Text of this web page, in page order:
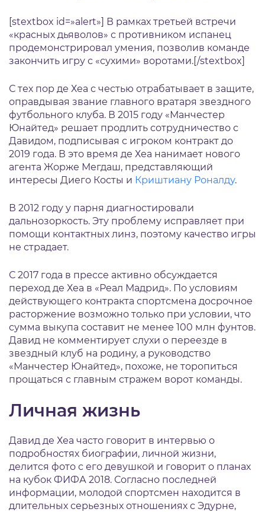
[stextbox id=»alert»] В рамках третьей встречи
«красных дьяволов» с противником испанец
продемонстрировал умения, позволив команде
закончить игру с «сухими» воротами.[/stextbox]
С тех пор де Хеа с честью отрабатывает в защите,
оправдывая звание главного вратаря звездного
футбольного клуба. В 2015 году «Манчестер
Юнайтед» решает продлить сотрудничество с
Давидом, подписывая с игроком контракт до
2019 года. В это время де Хеа нанимает нового
агента Жорже Мегдаш, представляющий
интересы Диего Косты и Криштиану Роналду.
В 2012 году у парня диагностировали
дальнозоркость. Эту проблему исправляет при
помощи контактных линз, поэтому качество игры
не страдает.
С 2017 года в прессе активно обсуждается
переход де Хеа в «Реал Мадрид». По условиям
действующего контракта спортсмена досрочное
расторжение возможно только при условии, что
сумма выкупа составит не менее 100 млн фунтов.
Давид не комментирует слухи о переезде в
звездный клуб на родину, а руководство
«Манчестер Юнайтед», похоже, не торопиться
прощаться с главным стражем ворот команды.
Личная жизнь
Давид де Хеа часто говорит в интервью о
подробностях биографии, личной жизни,
делится фото с его девушкой и говорит о планах
на кубок ФИФА 2018. Согласно последней
информации, молодой спортсмен находится в
длительных серьезных отношениях с Эдурне,